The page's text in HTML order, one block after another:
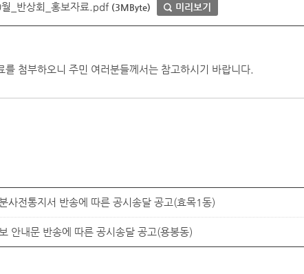
_반상회_홍보자료.pdf (3MByte) 미리보기
첨부하오니 주민 여러분들께서는 참고하시기 바랍니다.
사전통지서 반송에 따른 공시송달 공고(효목1동)
안내문 반송에 따른 공시송달 공고(용봉동)